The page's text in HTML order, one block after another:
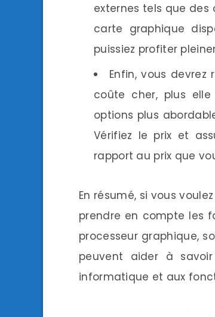
externes tels que des
carte graphique
puissiez profiter
Enfin, vous devrez
coûte cher, plus
options plus
Vérifiez le prix et
rapport au prix que
En résumé, si vous
prendre en compte les
processeur graphique,
peuvent aider à
informatique et aux